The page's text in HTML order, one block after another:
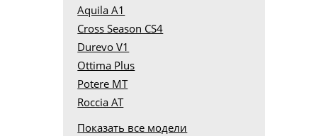
Aquila A1
Cross Season CS4
Durevo V1
Ottima Plus
Potere MT
Roccia AT
Показать все модели